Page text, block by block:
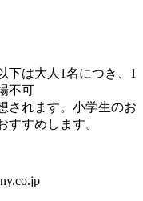
下は⼤⼈1名につき、1
不可
されます。⼩学⽣のお
すめします。